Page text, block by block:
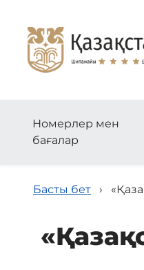
Номерлер мен
бағалар
Басты бет ›